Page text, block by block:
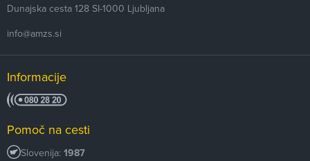
Dunajska cesta 128 SI-1000 Ljubljana
info@amzs.si
Informacije
Pomoč na cesti
Slovenija: 1987